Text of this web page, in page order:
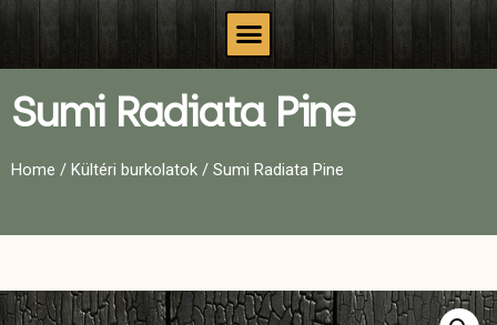
Sumi Radiata Pine
Home / Kültéri burkolatok / Sumi Radiata Pine